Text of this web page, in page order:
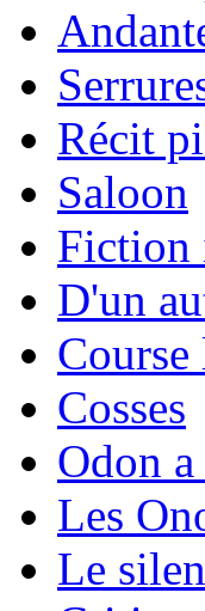
Récit
Saloon
Fiction
D'un
Cosses
Odon
Les
Le